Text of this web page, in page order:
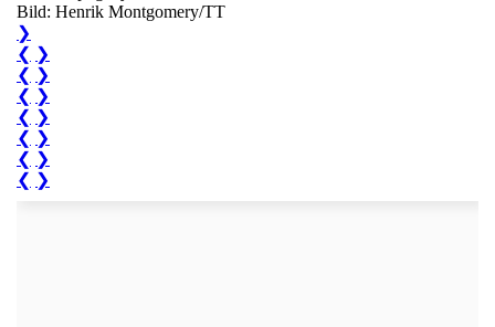
Bild: Henrik Montgomery/TT
❯
❮ ❯
❮ ❯
❮ ❯
❮ ❯
❮ ❯
❮ ❯
❮ ❯